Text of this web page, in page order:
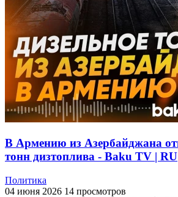
В Армению из Азербайджана
тонн дизтоплива - Baku TV | RU
Политика
04 июня 2026 14 просмотров